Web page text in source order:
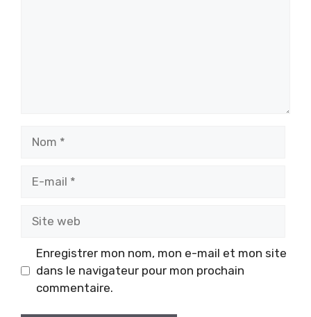
mail
web
Enregistrer mon nom, mon e-mail et mon site
dans le navigateur pour mon prochain
commentaire.